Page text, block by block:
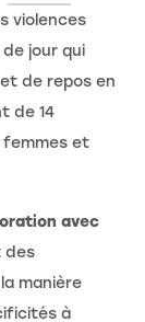
violences
de jour qui
de repos en
de 14
femmes et
avec
des
manière
à